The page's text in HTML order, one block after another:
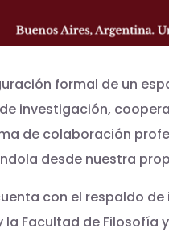
formal de un
investigación,
de colaboración
desde nuestra
con el respaldo
la Facultad de